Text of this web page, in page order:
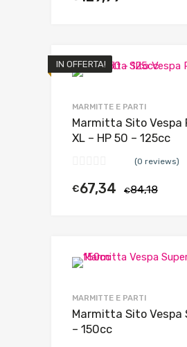
IN OFFERTA!
MARMITTE E PARTI
Marmitta Sito Vespa
XL – HP 50 – 125cc
(0 reviews)
€84,18
€67,34
MARMITTE E PARTI
Marmitta Sito Vespa
– 150cc